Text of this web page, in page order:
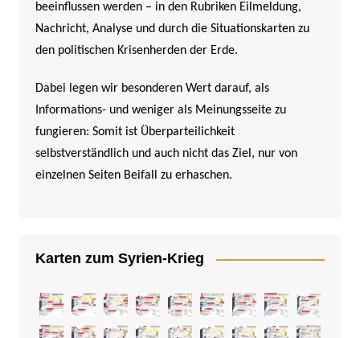
beeinflussen werden – in den Rubriken Eilmeldung,
Nachricht, Analyse und durch die Situationskarten zu
den politischen Krisenherden der Erde.
Dabei legen wir besonderen Wert darauf, als
Informations- und weniger als Meinungsseite zu
fungieren: Somit ist Überparteilichkeit
selbstverständlich und auch nicht das Ziel, nur von
einzelnen Seiten Beifall zu erhaschen.
Karten zum Syrien-Krieg